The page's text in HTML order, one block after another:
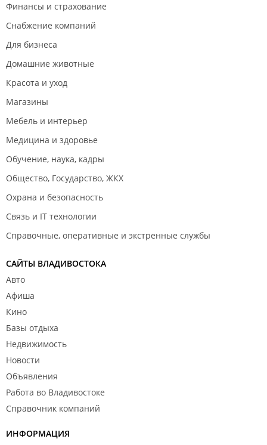
Финансы и страхование
Снабжение компаний
Для бизнеса
Домашние животные
Красота и уход
Магазины
Мебель и интерьер
Медицина и здоровье
Обучение, наука, кадры
Общество, Государство, ЖКХ
Охрана и безопасность
Связь и IT технологии
Справочные, оперативные и экстренные службы
САЙТЫ ВЛАДИВОСТОКА
Авто
Афиша
Кино
Базы отдыха
Недвижимость
Новости
Объявления
Работа во Владивостоке
Справочник компаний
ИНФОРМАЦИЯ